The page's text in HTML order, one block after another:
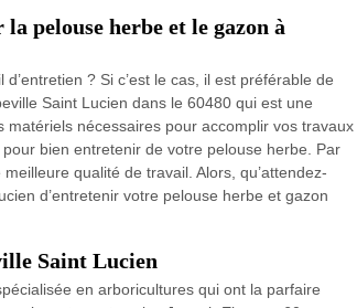
pelouse herbe et le gazon à
? Si c’est le cas, il est préférable de
Saint Lucien dans le 60480 qui est une
nécessaires pour accomplir vos travaux
bien entretenir de votre pelouse herbe. Par
qualité de travail. Alors, qu’attendez-
d’entretenir votre pelouse herbe et gazon
Saint Lucien
en arboricultures qui ont la parfaire